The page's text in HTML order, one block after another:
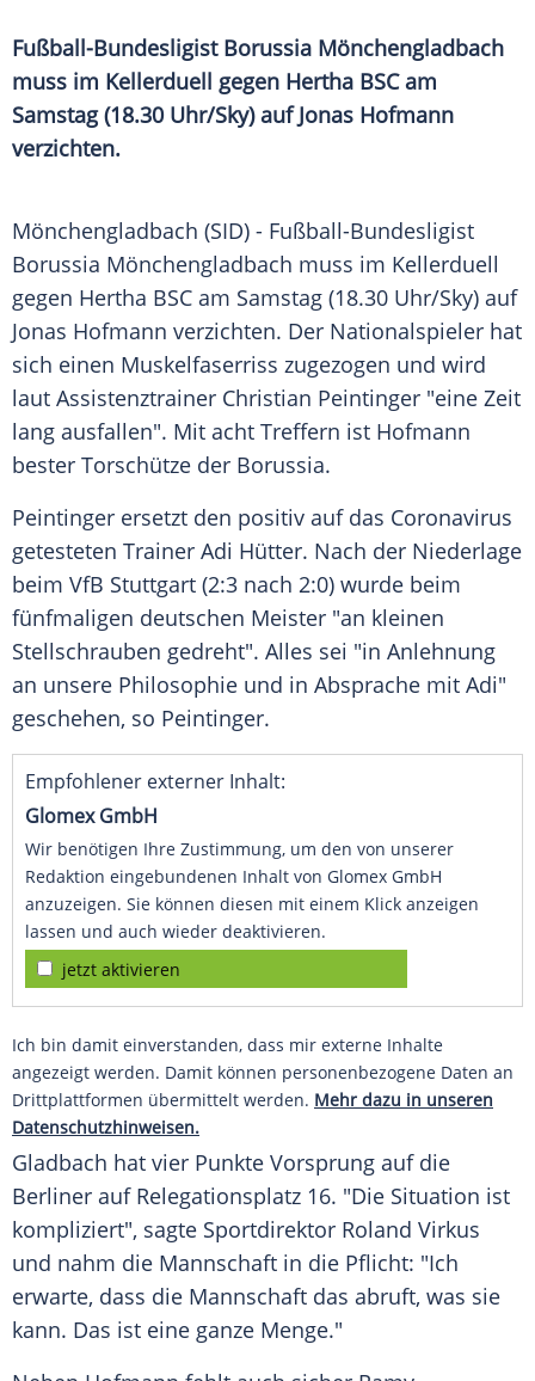
Fußball-Bundesligist Borussia Mönchengladbach
muss im Kellerduell gegen Hertha BSC am
Samstag (18.30 Uhr/Sky) auf Jonas Hofmann
verzichten.
Mönchengladbach (SID) - Fußball-Bundesligist
Borussia Mönchengladbach muss im Kellerduell
gegen Hertha BSC am Samstag (18.30 Uhr/Sky) auf
Jonas Hofmann verzichten. Der Nationalspieler hat
sich einen Muskelfaserriss zugezogen und wird
laut Assistenztrainer Christian Peintinger "eine Zeit
lang ausfallen". Mit acht Treffern ist Hofmann
bester Torschütze der Borussia.
Peintinger ersetzt den positiv auf das Coronavirus
getesteten Trainer Adi Hütter. Nach der Niederlage
beim VfB Stuttgart (2:3 nach 2:0) wurde beim
fünfmaligen deutschen Meister "an kleinen
Stellschrauben gedreht". Alles sei "in Anlehnung
an unsere Philosophie und in Absprache mit Adi"
geschehen, so Peintinger.
Empfohlener externer Inhalt:
Glomex GmbH
Wir benötigen Ihre Zustimmung, um den von unserer
Redaktion eingebundenen Inhalt von Glomex GmbH
anzuzeigen. Sie können diesen mit einem Klick anzeigen
lassen und auch wieder deaktivieren.
jetzt aktivieren
Ich bin damit einverstanden, dass mir externe Inhalte
angezeigt werden. Damit können personenbezogene Daten an
Drittplattformen übermittelt werden. Mehr dazu in unseren
Datenschutzhinweisen.
Gladbach hat vier Punkte Vorsprung auf die
Berliner auf Relegationsplatz 16. "Die Situation ist
kompliziert", sagte Sportdirektor Roland Virkus
und nahm die Mannschaft in die Pflicht: "Ich
erwarte, dass die Mannschaft das abruft, was sie
kann. Das ist eine ganze Menge."